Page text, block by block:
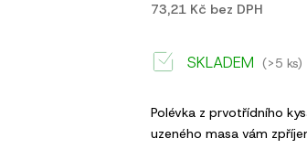
73,21 Kč bez DPH
Polévka z prvotřídního
uzeného masa vám
SKLADEM (>5 ks)